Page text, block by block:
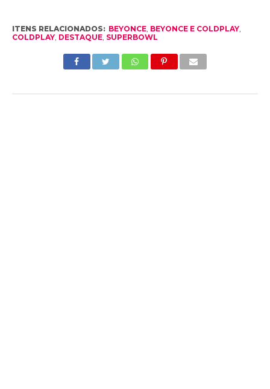
ITENS RELACIONADOS: BEYONCE, BEYONCE E COLDPLAY,
COLDPLAY, DESTAQUE, SUPERBOWL